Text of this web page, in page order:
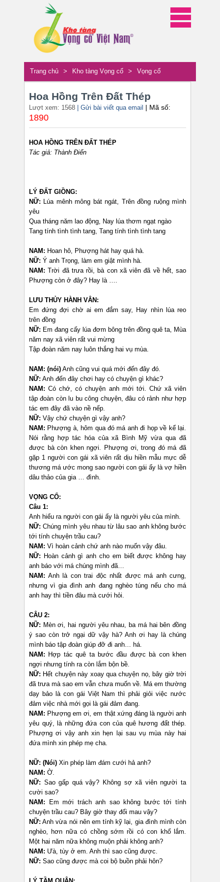
Trang chủ > Kho tàng Vọng cổ > Vọng cổ
Hoa Hồng Trên Đất Thép
Lượt xem: 1568 | Gửi bài viết qua email | Mã số:
1890
HOA HỒNG TRÊN ĐẤT THÉP
Tác giả: Thành Điển
LÝ ĐẤT GIỒNG:
NỮ: Lúa mênh mông bát ngát, Trên đồng ruộng mình
yêu
Qua tháng năm lao động, Nay lúa thơm ngạt ngào
Tang tính tình tình tang, Tang tính tình tình tang
NAM: Hoan hô, Phượng hát hay quá hà.
NỮ: Ý anh Trọng, làm em giật mình hà.
NAM: Trời đã trưa rồi, bà con xã viên đã về hết, sao
Phượng còn ở đây? Hay là ….
LƯU THỦY HÀNH VÂN:
Em đứng đợi chờ ai em đắm say, Hay nhìn lúa reo
trên đồng
NỮ: Em đang cấy lúa đơm bông trên đồng quê ta, Mùa
năm nay xã viên rất vui mừng
Tập đoàn năm nay luôn thắng hai vụ mùa.
NAM: (nói) Anh cũng vui quá mới đến đây đó.
NỮ: Anh đến đây chơi hay có chuyện gì khác?
NAM: Có chớ, có chuyện anh mới tới. Chứ xã viên
tập đoàn còn lu bu công chuyện, đâu có rảnh như hợp
tác em đây đã vào nề nếp.
NỮ: Vậy chứ chuyện gì vậy anh?
NAM: Phượng à, hôm qua đó má anh đi họp về kể lại.
Nói rằng hợp tác hóa của xã Bình Mỹ vừa qua đã
được bà còn khen ngợi. Phượng ơi, trong đó má đã
gặp 1 người con gái xã viên rất dịu hiền mẫu mực dễ
thương má ước mong sao người con gái ấy là vợ hiền
dâu thảo của gia … đình.
VỌNG CỔ:
Câu 1:
Anh hiểu ra người con gái ấy là người yêu của mình.
NỮ: Chúng mình yêu nhau từ lâu sao anh không bước
tới tính chuyện trầu cau?
NAM: Vì hoàn cảnh chứ anh nào muốn vậy đâu.
NỮ: Hoàn cảnh gì anh cho em biết được không hay
anh báo với má chúng mình đã…
NAM: Anh là con trai độc nhất được má anh cưng,
nhưng vì gia đình anh đang nghèo túng nếu cho má
anh hay thì tiền đâu mà cưới hỏi.
CÂU 2:
NỮ: Mèn ơi, hai người yêu nhau, ba má hai bên đồng
ý sao còn trở ngại dữ vậy hà? Anh ơi hay là chúng
mình báo tập đoàn giúp đỡ đi anh… há.
NAM: Hợp tác quê ta bước đầu được bà con khen
ngợi nhưng tính ra còn lắm bộn bề.
NỮ: Hết chuyện này xoay qua chuyện nọ, bây giờ trời
đã trưa mà sao em vẫn chưa muốn về. Má em thường
dạy bảo là con gái Việt Nam thì phải giỏi việc nước
đảm việc nhà mới gọi là gái đảm đang.
NAM: Phượng em ơi, em thật xứng đáng là người anh
yêu quý, là những đứa con của quê hương đất thép.
Phượng ơi vậy anh xin hẹn lại sau vụ mùa này hai
đứa mình xin phép mẹ cha.
NỮ: (Nói) Xin phép làm đám cưới hả anh?
NAM: Ờ.
NỮ: Sao gấp quá vậy? Không sợ xã viên người ta
cười sao?
NAM: Em mới trách anh sao không bước tới tính
chuyện trầu cau? Bây giờ thay đổi mau vậy?
NỮ: Anh vừa nói nên em tính kỹ lại, gia đình mình còn
nghèo, hơn nữa có chồng sớm rồi có con khổ lắm.
Một hai năm nữa không muộn phải không anh?
NAM: Ưà, tùy ở em. Anh thì sao cũng được.
NỮ: Sao cũng được mà coi bộ buồn phải hôn?